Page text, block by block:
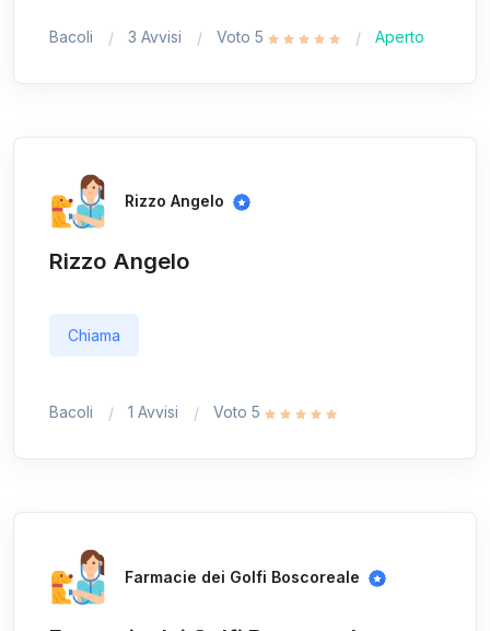
Bacoli 3 Avvisi Voto 5 Aperto
Rizzo Angelo
Rizzo Angelo
Chiama
Bacoli 1 Avvisi Voto 5
Farmacie dei Golfi Boscoreale